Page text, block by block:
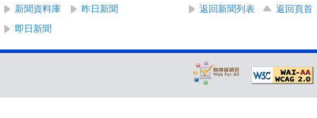
新聞資料庫 昨日新聞 返回新聞列表
返回頁首
即日新聞